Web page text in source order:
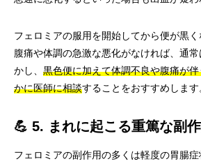
フェロミアの服用を開始してから便が黒
腹痛や体調の急激な悪化がなければ、通
かし、 黒色便に加えて体調不良や腹痛が
かに医師に相談することをおすすめします
💪 5. まれに起こる重篤な副
フェロミアの副作用の多くは軽度の胃腸